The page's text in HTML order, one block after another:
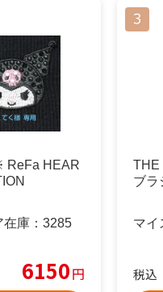
HEAR
庫： 3285
6150円
THE
ブラ
マイ
税込